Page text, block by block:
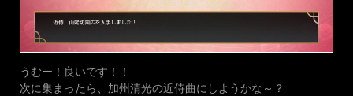
うむー！良いです！！
次に集まったら、加州清光の近侍曲にしようかな～？